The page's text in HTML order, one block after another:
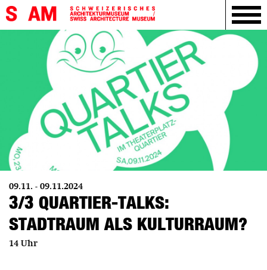
09.11. - 09.11.2024
3/3 QUARTIER-TALKS:
STADTRAUM ALS KULTURRAUM?
14 Uhr